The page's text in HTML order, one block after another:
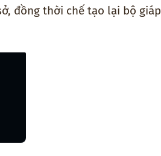
đồng thời chế tạo lại bộ giáp